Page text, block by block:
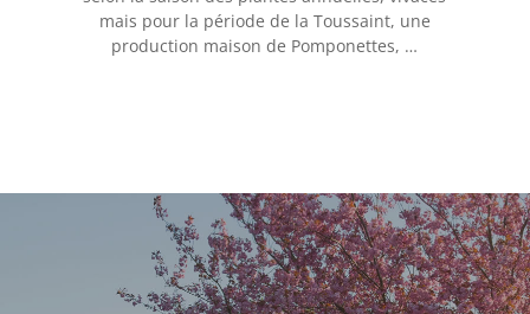
mais pour la période de la Toussaint, une
production maison de Pomponettes, …